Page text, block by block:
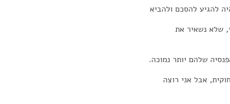
להגיע להסכם ולהביא
שלא נשאיר את
אבל אני רוצה